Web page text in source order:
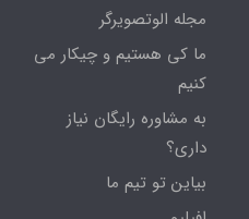
مجله الوتصویرگر
ما کی هستیم و چیکار می
کنیم
به مشاوره رایگان نیاز
داری؟
بیاین تو تیم ما